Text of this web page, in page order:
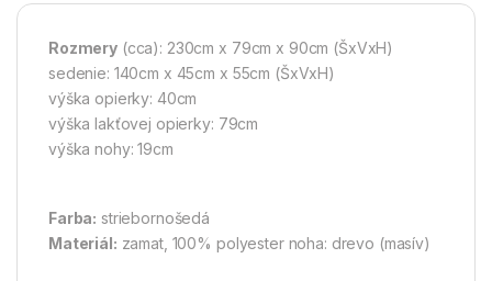
Rozmery (cca): 230cm x 79cm x 90cm (ŠxVxH)
sedenie: 140cm x 45cm x 55cm (ŠxVxH)
výška opierky: 40cm
výška lakťovej opierky: 79cm
výška nohy: 19cm
Farba: striebornošedá
Materiál: zamat, 100% polyester noha: drevo (masív)